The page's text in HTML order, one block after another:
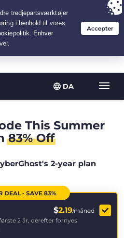
DA
Slå
for 2.1666666666667-years at $
/month
This Summer
83% Off
2-year plan
DEAL - SAVE 83%
$2.19/måned
2 år, derefter fornyes